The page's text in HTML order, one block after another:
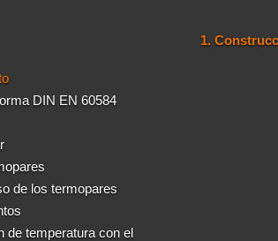
DIN EN 60584
de los termopares
de temperatura con el
1.